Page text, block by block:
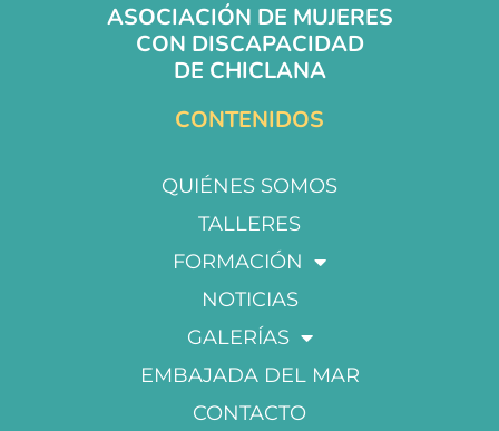
ASOCIACIÓN DE MUJERES
CON DISCAPACIDAD
DE CHICLANA
CONTENIDOS
QUIÉNES SOMOS
TALLERES
FORMACIÓN
NOTICIAS
GALERÍAS
EMBAJADA DEL MAR
CONTACTO